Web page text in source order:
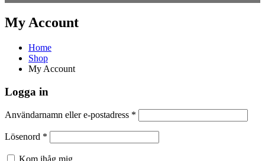
My Account
Home
Shop
My Account
Logga in
Användarnamn eller e-postadress *
Lösenord *